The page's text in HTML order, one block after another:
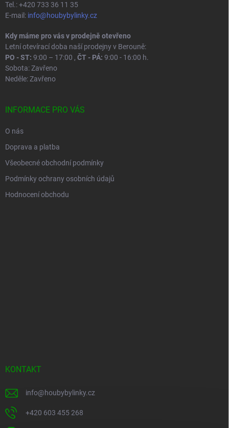
Tel.: +420 733 36 11 35
E-mail: info@houbybylinky.cz
Kdy máme pro vás v prodejně otevřeno
Letní otevírací doba naší prodejny v Berouně:
PO - ST: 9:00 – 17:00 , ČT - PÁ: 9:00 - 16:00 h.
Sobota: Zavřeno
Neděle: Zavřeno
INFORMACE PRO VÁS
O nás
Doprava a platba
Všeobecné obchodní podmínky
Podmínky ochrany osobních údajů
Hodnocení obchodu
KONTAKT
info@houbybylinky.cz
+420 603 455 268